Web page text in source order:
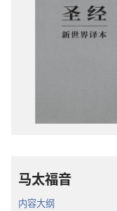
马太福音
内容大纲